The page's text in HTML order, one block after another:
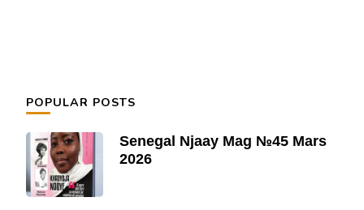
POPULAR POSTS
Senegal Njaay Mag №45 Mars
2026